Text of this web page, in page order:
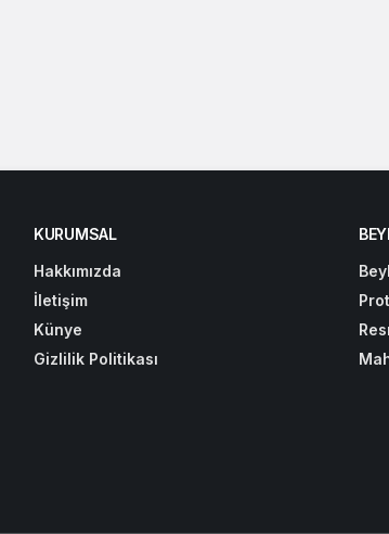
KURUMSAL
Hakkımızda
İletişim
Künye
Gizlilik Politikası